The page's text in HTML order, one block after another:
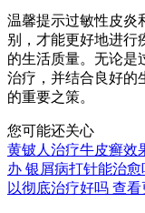
温馨提示过敏性皮炎
别，才能更好地进行
的生活质量。无论是
治疗，并结合良好的
的重要之策。
您可能还关心
黄铍人治疗牛皮癣效
办 银屑病打针能治愈
以彻底治疗好吗 查看